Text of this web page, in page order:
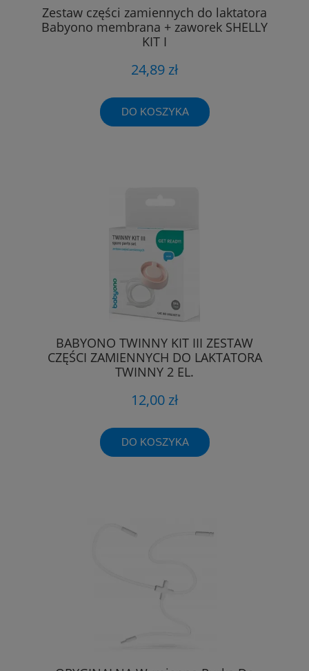
Zestaw części zamiennych do laktatora
Babyono membrana + zaworek SHELLY
KIT I
24,89 zł
DO KOSZYKA
BABYONO TWINNY KIT III ZESTAW
CZĘŚCI ZAMIENNYCH DO LAKTATORA
TWINNY 2 EL.
12,00 zł
DO KOSZYKA